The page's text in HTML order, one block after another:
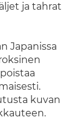
ja tahrat
Japanissa
kuvan